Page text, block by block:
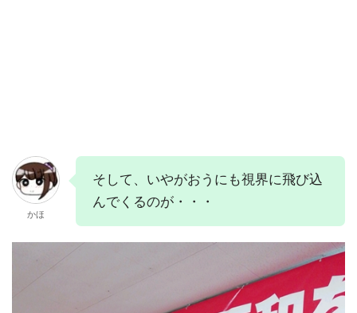
かほ
そして、いやがおうにも視界に飛び込
んでくるのが・・・